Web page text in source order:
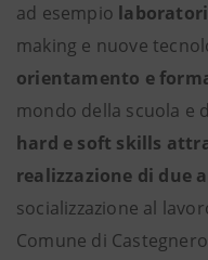
ad esempio
making e nuove
orientamento e
mondo della scuola e
hard e soft skills
realizzazione di due
socializzazione al
Comune di